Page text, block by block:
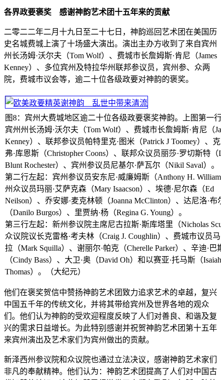
各界政要褒奖 感谢神韵艺术团十五年来的贡献
二零二二年二月十九日至二十七日，神韵巡回艺术团在美国历
史名城费城上演了十场盛大演出。演出主办方收到了来自宾州
州长汤姆·沃尔夫（Tom Wolf）、费城市长詹姆斯·肯尼（James
Kenney）、多位宾州及特拉华州联邦参议员，宾州参、众两
院，费城市议会等，逾二十位各级政要对神韵的褒奖。
图8：宾州大费城地区逾二十位各级政要褒奖神韵。上图第一
宾州州长汤姆·沃尔夫（Tom Wolf）、费城市长詹姆斯·肯尼（
Kenney）、联邦参议员帕特里克·图米（Patrick J Toomey）、
弗·库恩斯（Christopher Coons）、联邦众议员丽莎·罗切斯特（
Blunt Rochester）、宾州参议员尼基尔·萨瓦尔（Nikil Saval）。
第二行左起：宾州参议员安东尼·威廉姆斯（Anthony H.
州众议员玛丽·艾萨克森（Mary Isaacson）、埃德·尼尔森（Ed
Neilson）、乔安娜·麦克林顿（Joanna McClinton）、达尼洛·布
（Danilo Burgos）、里贾纳·杨（Regina G. Young）。
第三行左起：新州参议院主席尼古拉斯·斯库塔里（Nicholas
众议院议长克雷格·考夫林（Craig J. Coughlin）、费城市议员
拉（Mark Squilla）、谢丽尔·帕克（Cherelle Parker）、辛迪·巴
（Cindy Bass）、大卫·奥（David Oh）和以赛亚·托马斯（Isaiah
Thomas）。（大纪元）
他们在褒奖贺信中赞扬神韵艺术团致力追求艺术的卓越，复兴
中国五千年的传统文化，并将其带给宾州及世界各地的观众
们。他们认为神韵的受欢迎程度反映了人们对善良、和谐及复
兴的需求日益增长。为此特别感谢并祝贺神韵艺术团第十五年
来宾州演出及艺术家们为宾州做出的贡献。
新泽西州参议院和众议院也通过立法决议，感谢神韵艺术家们
非凡的奉献精神。他们认为：神韵艺术团提高了人们对中国古